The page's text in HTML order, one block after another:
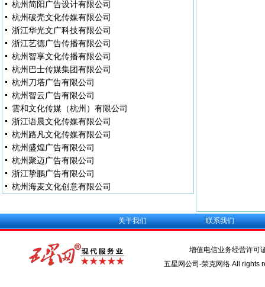
杭州简阳广告设计有限公司
杭州破壳文化传媒有限公司
浙江华光文广科技有限公司
浙江艺德广告传播有限公司
杭州智享文化传播有限公司
杭州巴士传媒集团有限公司
杭州刀塔广告有限公司
杭州智云广告有限公司
雲和文化传媒（杭州）有限公司
浙江语晨文化传媒有限公司
杭州路凡文化传媒有限公司
杭州盛煌广告有限公司
杭州聚迈广告有限公司
浙江挚鹏广告有限公司
杭州海麦文化创意有限公司
关于我们 联系我们
增值电信业务经营许可
五星网公司-荣克网络 All